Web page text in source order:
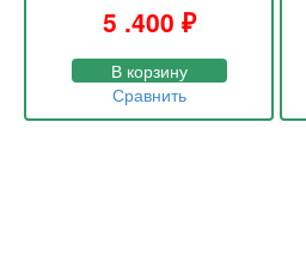
5 .400 ₽
В корзину
Сравнить